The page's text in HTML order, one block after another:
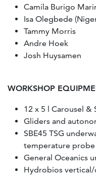
Camila Burigo
Isa Olegbede
Tammy Morris
Andre Hoek
Josh Huysamen
WORKSHOP
12 x 5 l Carousel &
Gliders and
SBE45 TSG
temperature probe
General Oceanics
Hydrobios